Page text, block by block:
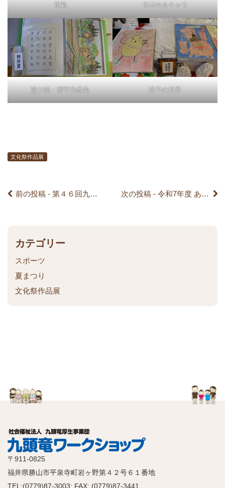
花魁 日本ゆるキャラ
塗り絵・習字作品集 洋子の世界
文化祭作品展
前
後
記
へ 前の投稿 - 第４６回九頭竜ワークショップ 夏まつり 次の投稿 - 令和7年度 あおば祭り
カテゴリー
スポーツ
夏まつり
文化祭作品展
〒911-0825
福井県勝山市平泉寺町岩ヶ野第４２号６１番地
TEL:(0779)87-3003: FAX: (0779)87-3441